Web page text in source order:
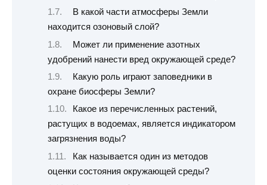
В какой части атмосферы Земли
находится озоновый слой?
Может ли применение азотных
удобрений нанести вред окружающей среде?
Какую роль играют заповедники в
охране биосферы Земли?
Какое из перечисленных растений,
растущих в водоемах, является индикатором
загрязнения воды?
Как называется один из методов
оценки состояния окружающей среды?